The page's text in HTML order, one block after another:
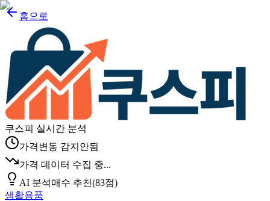
홈으로
쿠스피 실시간 분석
가격변동 감지안됨
가격 데이터 수집 중...
AI 분석매수 추천(83점)
생활용품